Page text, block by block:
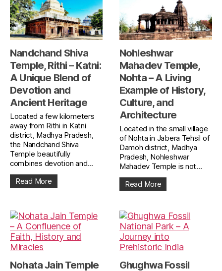
Nandchand Shiva
Temple, Rithi – Katni:
A Unique Blend of
Devotion and
Ancient Heritage
Located a few kilometers
away from Rithi in Katni
district, Madhya Pradesh,
the Nandchand Shiva
Temple beautifully
combines devotion and...
Read More
Nohleshwar
Mahadev Temple,
Nohta – A Living
Example of History,
Culture, and
Architecture
Located in the small village
of Nohta in Jabera Tehsil of
Damoh district, Madhya
Pradesh, Nohleshwar
Mahadev Temple is not...
Read More
Nohata Jain Temple Ghughwa Fossil